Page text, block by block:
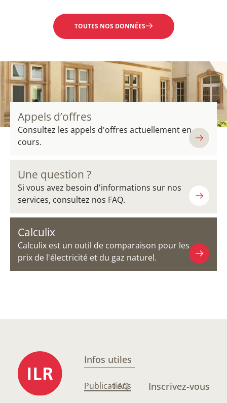
TOUTES NOS DONNÉES
Appels d’offres
Consultez les appels d'offres actuellement en
cours.
Une question ?
Si vous avez besoin d'informations sur nos
services, consultez nos FAQ.
Calculix
Calculix est un outil de comparaison pour les
prix de l'électricité et du gaz naturel.
Infos utiles
Publications
FAQ Inscrivez-vous